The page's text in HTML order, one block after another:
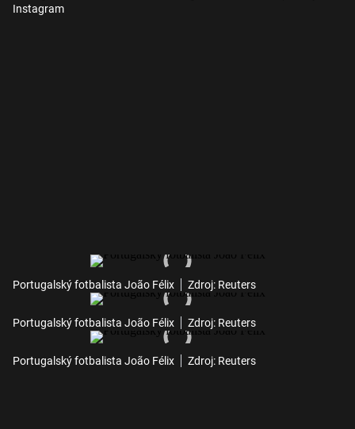
Instagram
Portugalský fotbalista João Félix Zdroj: Reuters
Portugalský fotbalista João Félix Zdroj: Reuters
Portugalský fotbalista João Félix Zdroj: Reuters